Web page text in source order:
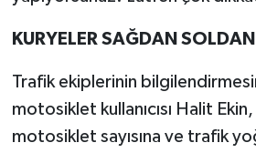
KURYELER SAĞDAN
Trafik ekiplerinin
motosiklet kullanıcısı Halit
motosiklet sayısına ve trafik